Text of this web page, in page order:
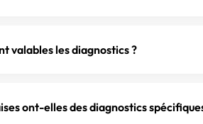
assurance responsabilité civile
valables les diagnostics ?
Les termites et l'ERP sont valables
ont-elles des diagnostics